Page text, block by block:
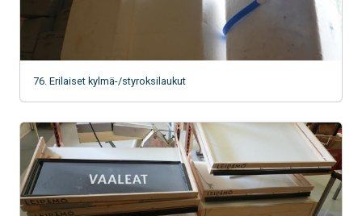
76. Erilaiset kylmä-/styroksilaukut